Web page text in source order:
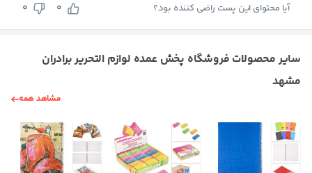
آیا محتوای این پست راضی کننده بود؟ 0
0
سایر محصولات فروشگاه پخش عمده لوازم التحریر برادران
مشهد
مشاهد همه